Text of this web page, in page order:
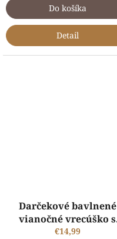
Do košíka
Detail
Darčekové bavlnené
vianočné vrecúško s
obrázkom a menom
€14,99